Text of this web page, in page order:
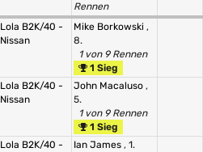
Rennen
Lola B2K/40 -
Nissan
Mike Borkowski ,
8.
1 von 9 Rennen
1 Sieg
Lola B2K/40 -
Nissan
John Macaluso ,
5.
1 von 9 Rennen
1 Sieg
Lola B2K/40 -
Ian James , 1.